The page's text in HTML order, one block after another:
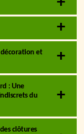
décoration et
: Une
du
clôtures